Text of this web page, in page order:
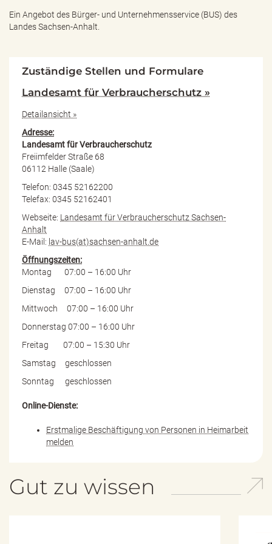
Ein Angebot des Bürger- und Unternehmensservice (BUS) des
Landes Sachsen-Anhalt.
Zuständige Stellen und Formulare
Landesamt für Verbraucherschutz »
Detailansicht »
Adresse:
Landesamt für Verbraucherschutz
Freiimfelder Straße 68
06112 Halle (Saale)
Telefon: 0345 52162200
Telefax: 0345 52162401
Webseite: Landesamt für Verbraucherschutz Sachsen-
Anhalt
E-Mail: lav-bus(at)sachsen-anhalt.de
Öffnungszeiten:
Montag 07:00 – 16:00 Uhr
Dienstag 07:00 – 16:00 Uhr
Mittwoch 07:00 – 16:00 Uhr
Donnerstag 07:00 – 16:00 Uhr
Freitag 07:00 – 15:30 Uhr
Samstag geschlossen
Sonntag geschlossen
Online-Dienste:
Erstmalige Beschäftigung von Personen in Heimarbeit
melden
Gut zu wissen